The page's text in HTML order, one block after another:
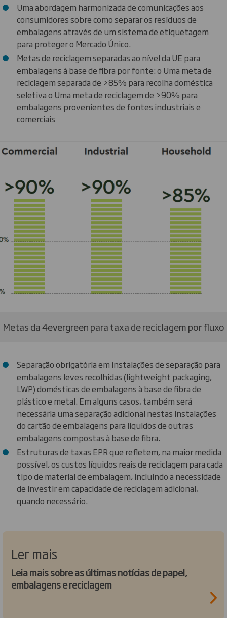
Uma abordagem harmonizada de comunicações aos
consumidores sobre como separar os resíduos de
embalagens através de um sistema de etiquetagem
para proteger o Mercado Único.
Metas de reciclagem separadas ao nível da UE para
embalagens à base de fibra por fonte: o Uma meta de
reciclagem separada de >85% para recolha doméstica
seletiva o Uma meta de reciclagem de >90% para
embalagens provenientes de fontes industriais e
comerciais
Metas da 4evergreen para taxa de reciclagem por fluxo
Separação obrigatória em instalações de separação para
embalagens leves recolhidas (lightweight packaging,
LWP) domésticas de embalagens à base de fibra de
plástico e metal. Em alguns casos, também será
necessária uma separação adicional nestas instalações
do cartão de embalagens para líquidos de outras
embalagens compostas à base de fibra.
Estruturas de taxas EPR que refletem, na maior medida
possível, os custos líquidos reais de reciclagem para cada
tipo de material de embalagem, incluindo a necessidade
de investir em capacidade de reciclagem adicional,
quando necessário.
Ler mais
Leia mais sobre as últimas notícias de papel,
embalagens e reciclagem